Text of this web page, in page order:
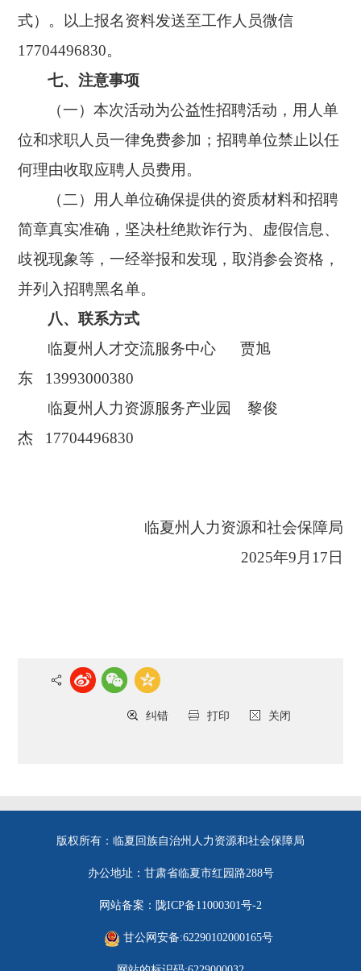
式）。以上报名资料发送至工作人员微信
17704496830。
七、注意事项
（一）本次活动为公益性招聘活动，用人单
位和求职人员一律免费参加；招聘单位禁止以任
何理由收取应聘人员费用。
（二）用人单位确保提供的资质材料和招聘
简章真实准确，坚决杜绝欺诈行为、虚假信息、
歧视现象等，一经举报和发现，取消参会资格，
并列入招聘黑名单。
八、联系方式
临夏州人才交流服务中心
贾旭
东13993000380
临夏州人力资源服务产业园
黎俊
杰
17704496830
临夏州人力资源和社会保障局
2025年9月17日
关闭
打印
纠错
版权所有：临夏回族自治州人力资源和社会保障局
办公地址：甘肃省临夏市红园路288号
网站备案：陇ICP备11000301号-2
甘公网安备:62290102000165号